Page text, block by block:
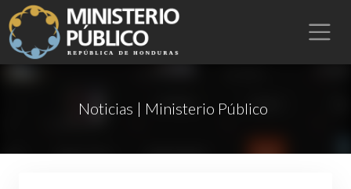
Noticias | Ministerio Público